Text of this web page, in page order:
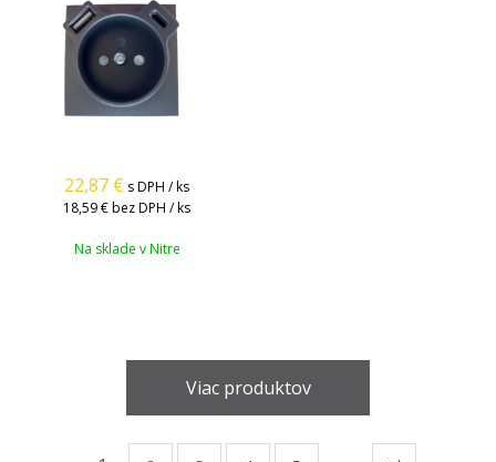
22,87 € s DPH / ks
18,59 €bez DPH / ks
Na sklade v Nitre
Viac produktov